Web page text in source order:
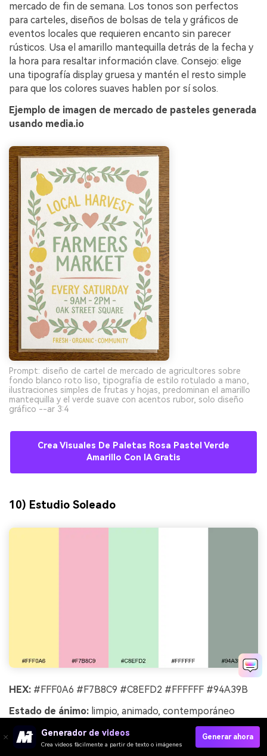
mercado de fin de semana. Los tonos son perfectos
para carteles, diseños de bolsas de tela y gráficos de
eventos locales que requieren encanto sin parecer
rústicos. Usa el amarillo mantequilla detrás de la fecha y
la hora para resaltar información clave. Consejo: elige
una tipografía display gruesa y mantén el resto simple
para que los colores suaves hablen por sí solos.
Ejemplo de imagen de mercado de pasteles generada
usando media.io
Prompt: diseño de cartel de mercado de agricultores sobre
fondo blanco roto liso, tipografía de estilo rotulado a mano,
ilustraciones simples de frutas y hojas, predominan el amarillo
mantequilla y el verde suave con acentos rubor, solo diseño
gráfico --ar 3:4
Crea Visuales De Paletas Rosa Pastel Verde
Amarillo Con IA Gratis
10) Estudio Soleado
HEX: #FFF0A6 #F7B8C9 #C8EFD2 #FFFFFF #94A39B
Estado de ánimo: limpio, animado, contemporáneo
Ideal para:plantillas para redes sociales
Generador de videos
Crea videos fácilmente a partir de texto o imágenes
Generar ahora